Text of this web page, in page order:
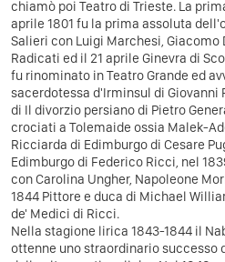
chiamò poi Teatro di Trieste. La
aprile 1801 fu la prima assoluta
Salieri con Luigi Marchesi,
Radicati ed il 21 aprile Ginevra di
fu rinominato in Teatro Grande ed
sacerdotessa d'Irminsul di Giovanni
di Il divorzio persiano di Pietro
crociati a Tolemaide ossia Malek-
Ricciarda di Edimburgo di Cesare
Edimburgo di Federico Ricci, nel
con Carolina Ungher, Napoleone
1844 Pittore e duca di Michael
de' Medici di Ricci.
Nella stagione lirica 1843-1844 il
ottenne uno straordinario